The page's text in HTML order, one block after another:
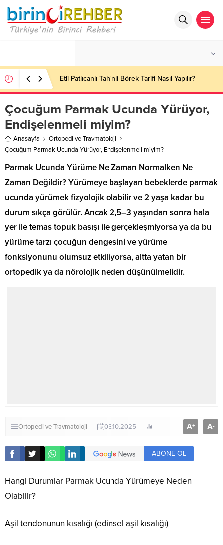
Etli Patlıcanlı Tahinli Börek Tarifi Nasıl Yapılır?
Çocuğum Parmak Ucunda Yürüyor,
Endişelenmeli miyim?
Anasayfa
Ortopedi ve Travmatoloji
Çocuğum Parmak Ucunda Yürüyor, Endişelenmeli miyim?
Parmak Ucunda Yürüme Ne Zaman Normalken Ne
Zaman Değildir? Yürümeye başlayan bebeklerde parmak
ucunda yürümek fizyolojik olabilir ve 2 yaşa kadar bu
durum sıkça görülür. Ancak 2,5–3 yaşından sonra hala
yer ile temas topuk basışı ile gerçekleşmiyorsa ya da bu
yürüme tarzı çocuğun dengesini ve yürüme
fonksiyonunu olumsuz etkiliyorsa, altta yatan bir
ortopedik ya da nörolojik neden düşünülmelidir.
Ortopedi ve Travmatoloji 03.10.2025 A+ A-
ABONE OL
Hangi Durumlar Parmak Ucunda Yürümeye Neden
Olabilir?
Aşil tendonunun kısalığı (edinsel aşil kısalığı)